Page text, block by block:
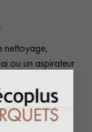
nettoyage,
ou un aspirateur
légèrement
conçu pour